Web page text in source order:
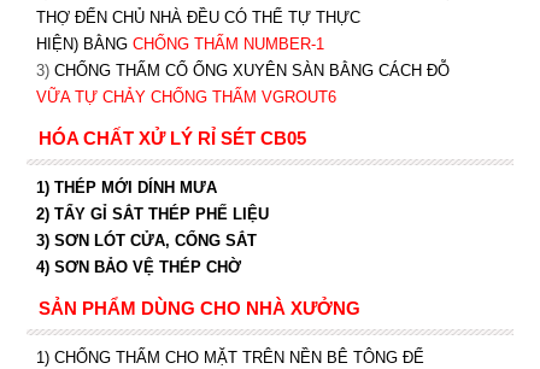
THỢ ĐẾN CHỦ NHÀ ĐỀU CÓ THỂ TỰ THỰC
HIỆN) BẰNG CHỐNG THẤM NUMBER-1
3) CHỐNG THẤM CỔ ỐNG XUYÊN SÀN BẰNG CÁCH ĐỖ
VỮA TỰ CHẢY CHỐNG THẤM VGROUT6
HÓA CHẤT XỬ LÝ RỈ SÉT CB05
1) THÉP MỚI DÍNH MƯA
2) TẨY GỈ SẮT THÉP PHẾ LIỆU
3) SƠN LÓT CỬA, CỔNG SẮT
4) SƠN BẢO VỆ THÉP CHỜ
SẢN PHẨM DÙNG CHO NHÀ XƯỞNG
1) CHỐNG THẤM CHO MẶT TRÊN NỀN BÊ TÔNG ĐỂ